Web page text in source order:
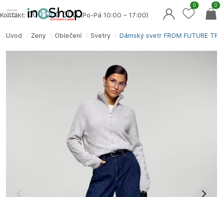
Úvod Ženy Oblečení Svetry Dámský svetr FROM FUTURE
Kontakt: 000 000 000(Po-Pá 10:00 – 17:00)
0
0